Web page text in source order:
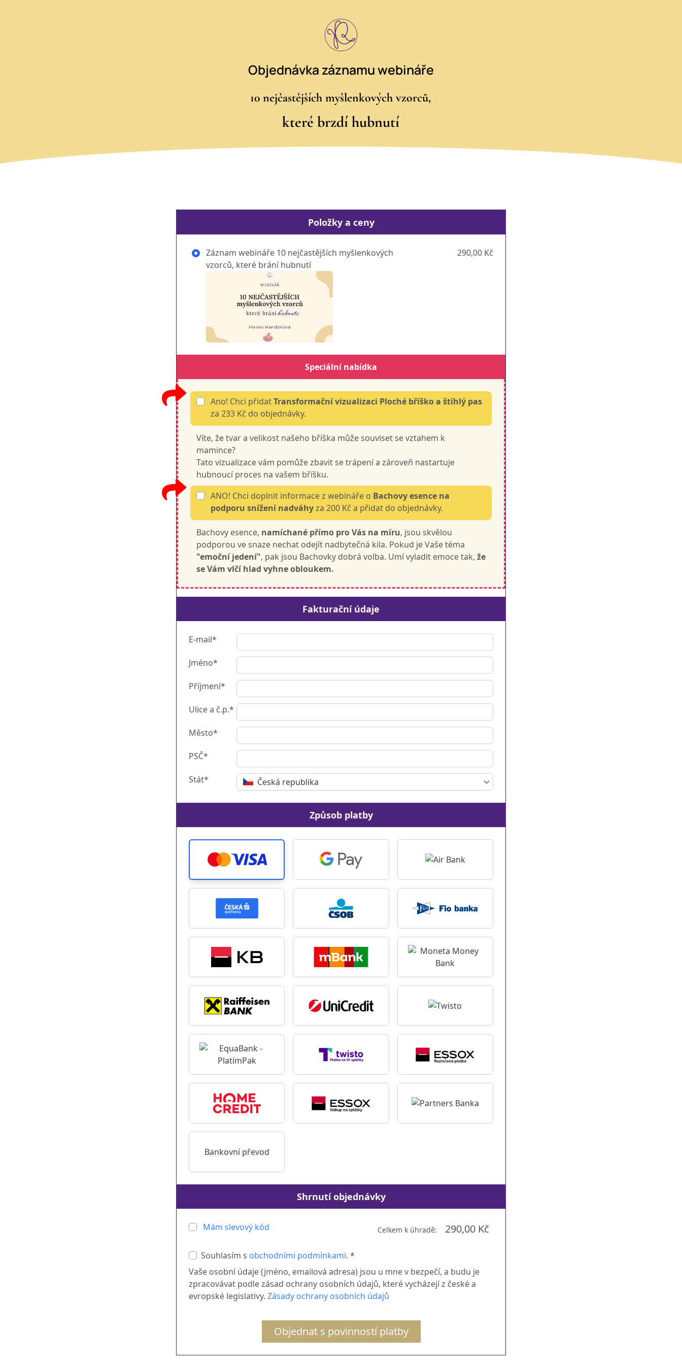
Objednávka záznamu webináře
10 nejčastějších myšlenkových vzorců,
které brzdí hubnutí
Položky a ceny
Záznam webináře 10 nejčastějších myšlenkových
vzorců, které brání hubnutí
290,00 Kč
Speciální nabídka
Ano! Chci přidatTransformační vizualizaci Ploché bříško a štíhlý pas
za 233 Kč do objednávky.
Víte, že tvar a velikost našeho bříška může souviset se vztahem k
mamince?
Tato vizualizace vám pomůže zbavit se trápení a zároveň nastartuje
hubnoucí proces na vašem bříšku.
ANO! Chci doplnit informace z webináře o Bachovy esence na
podporu snížení nadváhyza 200 Kč a přidat do objednávky.
Bachovy esence, namíchané přímo pro Vás na míru, jsou skvělou
podporou ve snaze nechat odejít nadbytečná kila. Pokud je Vaše téma
"emoční jedení", pak jsou Bachovky dobrá volba. Umí vyladit emoce tak, že
se Vám vlčí hlad vyhne obloukem.
Fakturační údaje
E-mail*
Jméno*
Příjmení*
Ulice a č.p.*
Město*
PSČ*
Stát* Česká republika
Způsob platby
Bankovní převod
Shrnutí objednávky
Mám slevový kód Celkem k úhradě: 290,00 Kč
Souhlasím s obchodními podmínkami. *
Vaše osobní údaje (jméno, emailová adresa) jsou u mne v bezpečí, a budu je
zpracovávat podle zásad ochrany osobních údajů, které vycházejí z české a
evropské legislativy. Zásady ochrany osobních údajů
Objednat s povinností platby